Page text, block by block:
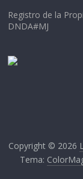
Registro de la
DNDA#MJ
Copyright © 2026
Tema: